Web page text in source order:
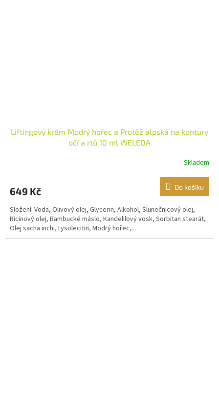
Liftingový krém Modrý hořec a Protěž alpská na kontury
očí a rtů 10 ml WELEDA
Skladem
649 Kč Do košíku
Složení: Voda, Olivový olej, Glycerin, Alkohol, Slunečnicový olej,
Ricinový olej, Bambucké máslo, Kandelilový vosk, Sorbitan stearát,
Olej sacha inchi, Lysolecitin, Modrý hořec,...